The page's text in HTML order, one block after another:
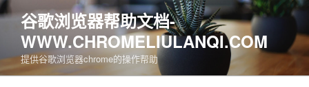
跳
容
谷歌浏览器帮助文档-
WWW.CHROMELIULANQI.COM
提供谷歌浏览器chrome的操作帮助